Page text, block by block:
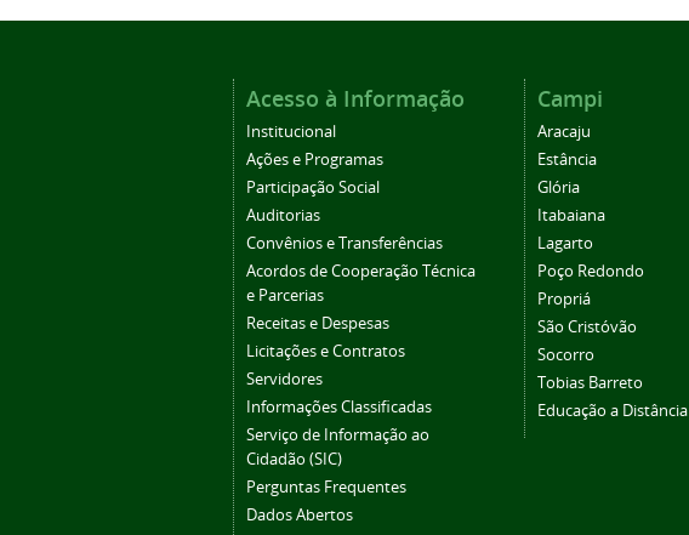
Acesso à Informação
Institucional
Ações e Programas
Participação Social
Auditorias
Convênios e Transferências
Acordos de Cooperação Técnica
e Parcerias
Receitas e Despesas
Licitações e Contratos
Servidores
Informações Classificadas
Serviço de Informação ao
Cidadão (SIC)
Perguntas Frequentes
Dados Abertos
Campi
Aracaju
Estância
Glória
Itabaiana
Lagarto
Poço Redondo
Propriá
São Cristóvão
Socorro
Tobias Barreto
Educação a Distância